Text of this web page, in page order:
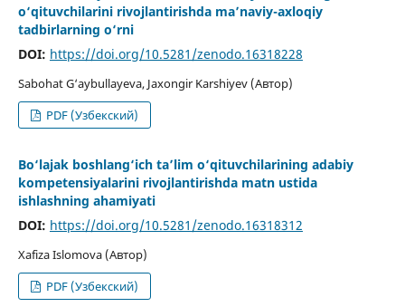
o‘qituvchilarini rivojlantirishda ma’naviy-axloqiy
tadbirlarning o‘rni
DOI: https://doi.org/10.5281/zenodo.16318228
Sabohat G‘aybullayeva, Jaxongir Karshiyev (Автор)
PDF (Узбекский)
Bo‘lajak boshlang‘ich ta’lim o‘qituvchilarining adabiy
kompetensiyalarini rivojlantirishda matn ustida
ishlashning ahamiyati
DOI: https://doi.org/10.5281/zenodo.16318312
Xafiza Islomova (Автор)
PDF (Узбекский)